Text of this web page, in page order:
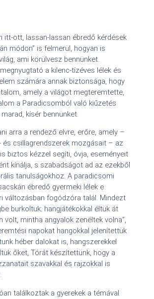
itt-ott, lassan-lassan ébredő kérdések
módon” is felmerül, hogyan is
ami körülvesz bennünket.
a kilenc-tízéves lélek és
számára annak biztonsága, hogy
amely a világot megteremtette,
a Paradicsomból való kiűzetés
kísér bennünket.
arra a rendező elvre, erőre, amely –
és csillagrendszerek mozgásait – az
biztos kézzel segíti, óvja, eseményeit
kínálja, s szabadságot ad az ezekből
tanulságokhoz. A paradicsomi
ébredő gyermeki lélek e
változásban fogódzóra talál. Mindezt
burkoltuk: hangjátékokkal éltük át
volt, mintha angyalok zenéltek volna”,
napokat hangokkal jelenítettük
héber dalokat is, hangszerekkel
őket, Tórát készítettünk, hogy a
szavakkal és rajzokkal is
találkoztak a gyerekek a témával